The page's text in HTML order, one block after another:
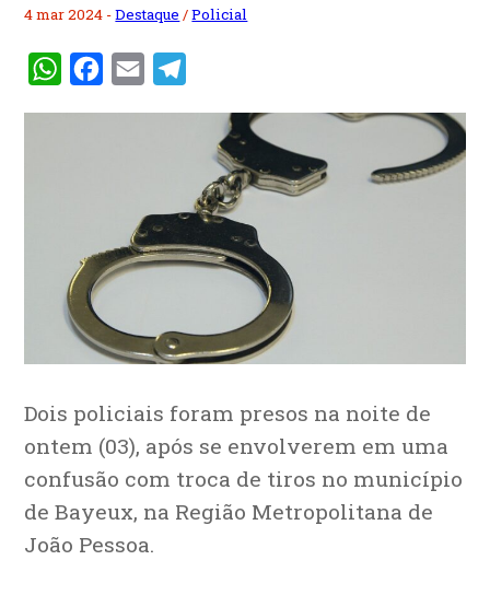
4 mar 2024 -Destaque /Policial
WhatsAppFacebook
Email
Dois policiais foram presos na noite de
ontem (03), após se envolverem em uma
confusão com troca de tiros no município
de Bayeux, na Região Metropolitana de
João Pessoa.